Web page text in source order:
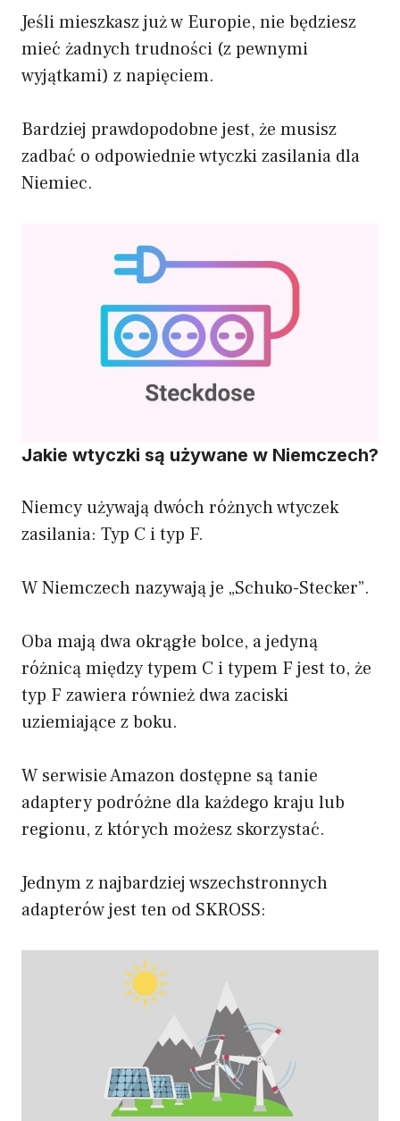
Jeśli mieszkasz już w Europie, nie będziesz
mieć żadnych trudności (z pewnymi
wyjątkami) z napięciem.
Bardziej prawdopodobne jest, że musisz
zadbać o odpowiednie wtyczki zasilania dla
Niemiec.
Jakie wtyczki są używane w Niemczech?
Niemcy używają dwóch różnych wtyczek
zasilania: Typ C i typ F.
W Niemczech nazywają je „Schuko-Stecker”.
Oba mają dwa okrągłe bolce, a jedyną
różnicą między typem C i typem F jest to, że
typ F zawiera również dwa zaciski
uziemiające z boku.
W serwisie Amazon dostępne są tanie
adaptery podróżne dla każdego kraju lub
regionu, z których możesz skorzystać.
Jednym z najbardziej wszechstronnych
adapterów jest ten od SKROSS: